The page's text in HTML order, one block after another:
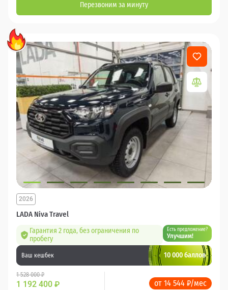
Перезвоним за минуту
LADA Niva Travel
2026
Гарантия 2 года, без ограничения по
пробегу
Есть предложение?
Улучшим!
Ваш кешбек 10 000 баллов
1 528 000 ₽
1 192 400 ₽ от 14 544 ₽/мес